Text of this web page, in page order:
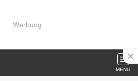
Werbung
MENU